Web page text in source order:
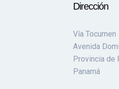
Dirección
Vía Tocumen
Avenida
Provincia de
Panamá